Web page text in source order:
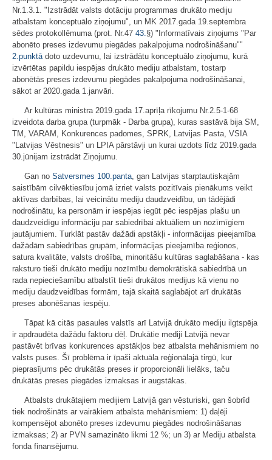
Nr.1.3.1. "Izstrādāt valsts dotāciju programmas drukāto mediju
atbalstam konceptuālo ziņojumu", un MK 2017.gada 19.septembra
sēdes protokollēmuma (prot. Nr.47 43. §) "Informatīvais ziņojums "Par
abonēto preses izdevumu piegādes pakalpojuma nodrošināšanu""
2.punktā doto uzdevumu, lai izstrādātu konceptuālo ziņojumu, kurā
izvērtētas papildu iespējas drukāto mediju atbalstam, tostarp
abonētās preses izdevumu piegādes pakalpojuma nodrošināšanai,
sākot ar 2020.gada 1.janvāri.
Ar kultūras ministra 2019.gada 17.aprīļa rīkojumu Nr.2.5-1-68
izveidota darba grupa (turpmāk - Darba grupa), kuras sastāvā bija SM,
TM, VARAM, Konkurences padomes, SPRK, Latvijas Pasta, VSIA
"Latvijas Vēstnesis" un LPIA pārstāvji un kurai uzdots līdz 2019.gada
30.jūnijam izstrādāt Ziņojumu.
Gan no Satversmes 100.panta , gan Latvijas starptautiskajām
saistībām cilvēktiesību jomā izriet valsts pozitīvais pienākums veikt
aktīvas darbības, lai veicinātu mediju daudzveidību, un tādējādi
nodrošinātu, ka personām ir iespējas iegūt pēc iespējas plašu un
daudzveidīgu informāciju par sabiedrībai aktuāliem un nozīmīgiem
jautājumiem. Turklāt pastāv dažādi apstākļi - informācijas pieejamība
dažādām sabiedrības grupām, informācijas pieejamība reģionos,
satura kvalitāte, valsts drošība, minoritāšu kultūras saglabāšana - kas
raksturo tieši drukāto mediju nozīmību demokrātiskā sabiedrībā un
rada nepieciešamību atbalstīt tieši drukātos medijus kā vienu no
mediju daudzveidības formām, tajā skaitā saglabājot arī drukātās
preses abonēšanas iespēju.
Tāpat kā citās pasaules valstīs arī Latvijā drukāto mediju ilgtspēja
ir apdraudēta dažādu faktoru dēļ. Drukātie mediji Latvijā nevar
pastāvēt brīvas konkurences apstākļos bez atbalsta mehānismiem no
valsts puses. Šī problēma ir īpaši aktuāla reģionālajā tirgū, kur
pieprasījums pēc drukātās preses ir proporcionāli lielāks, taču
drukātās preses piegādes izmaksas ir augstākas.
Atbalsts drukātajiem medijiem Latvijā gan vēsturiski, gan šobrīd
tiek nodrošināts ar vairākiem atbalsta mehānismiem: 1) daļēji
kompensējot abonēto preses izdevumu piegādes nodrošināšanas
izmaksas; 2) ar PVN samazināto likmi 12 %; un 3) ar Mediju atbalsta
fonda finansējumu.